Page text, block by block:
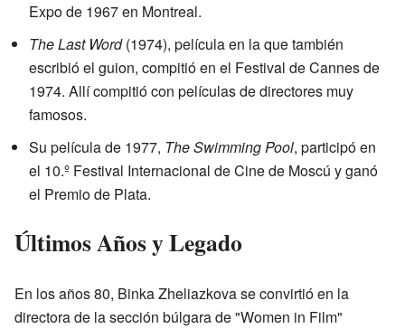
Expo de 1967 en Montreal.
The Last Word(1974), película en la que también
escribió el guion, compitió en el Festival de Cannes de
1974. Allí compitió con películas de directores muy
famosos.
Su película de 1977, The Swimming Pool, participó en
el 10.º Festival Internacional de Cine de Moscú y ganó
el Premio de Plata.
Últimos Años y Legado
En los años 80, Binka Zheliazkova se convirtió en la
directora de la sección búlgara de "Women in Film"